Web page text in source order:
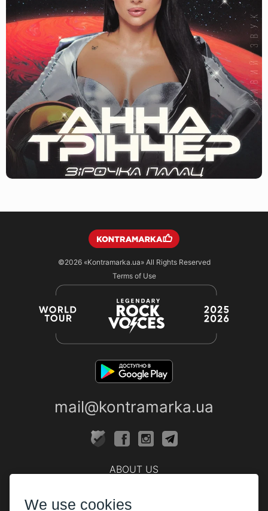
©2026 «Kontramarka.ua»All Rights Reserved
Terms of Use
mail@kontramarka.ua
ABOUT US
We use cookies